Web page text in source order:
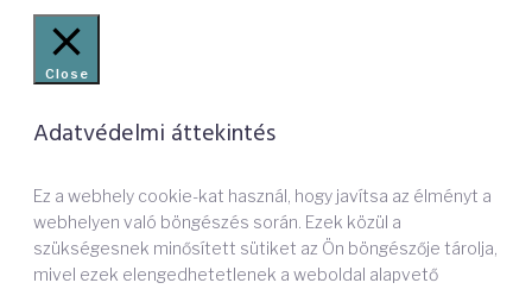
Close
Adatvédelmi áttekintés
Ez a webhely cookie-kat használ, hogy javítsa az élményt a
webhelyen való böngészés során. Ezek közül a
szükségesnek minősített sütiket az Ön böngészője tárolja,
mivel ezek elengedhetetlenek a weboldal alapvető